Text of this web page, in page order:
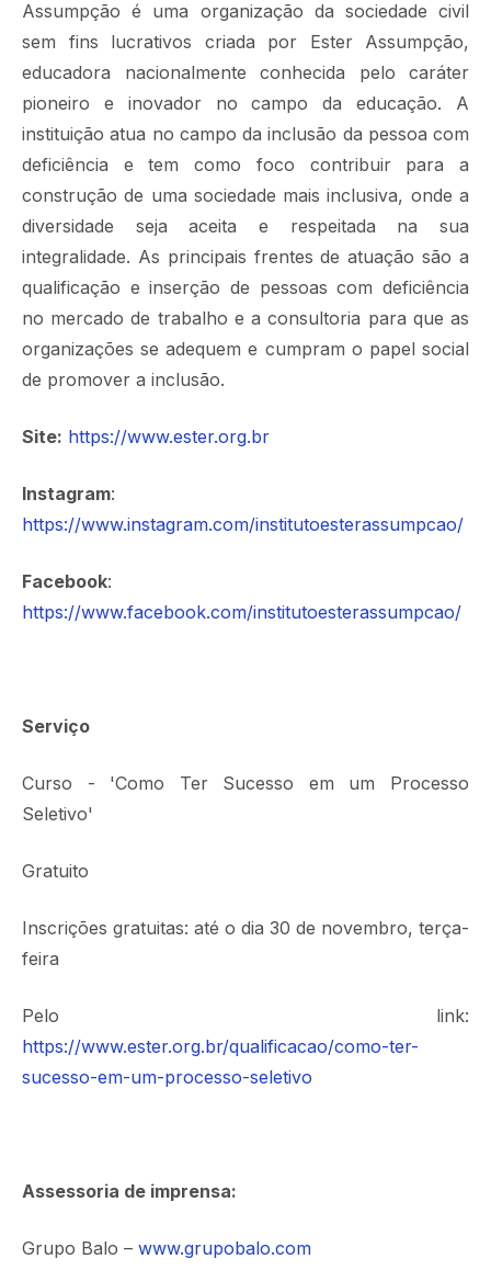
Assumpção é uma organização da sociedade civil
sem fins lucrativos criada por Ester Assumpção,
educadora nacionalmente conhecida pelo caráter
pioneiro e inovador no campo da educação. A
instituição atua no campo da inclusão da pessoa com
deficiência e tem como foco contribuir para a
construção de uma sociedade mais inclusiva, onde a
diversidade seja aceita e respeitada na sua
integralidade. As principais frentes de atuação são a
qualificação e inserção de pessoas com deficiência
no mercado de trabalho e a consultoria para que as
organizações se adequem e cumpram o papel social
de promover a inclusão.
Site: https://www.ester.org.br
Instagram:
https://www.instagram.com/institutoesterassumpcao/
Facebook:
https://www.facebook.com/institutoesterassumpcao/
Serviço
Curso - 'Como Ter Sucesso em um Processo
Seletivo'
Gratuito
Inscrições gratuitas: até o dia 30 de novembro, terça-
feira
Pelo link:
https://www.ester.org.br/qualificacao/como-ter-
sucesso-em-um-processo-seletivo
Assessoria de imprensa:
Grupo Balo – www.grupobalo.com